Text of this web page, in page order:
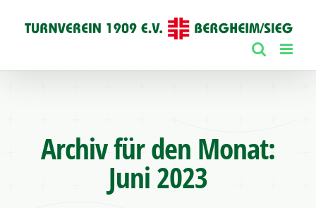
Inhalt
Archiv für den Monat:
Juni 2023